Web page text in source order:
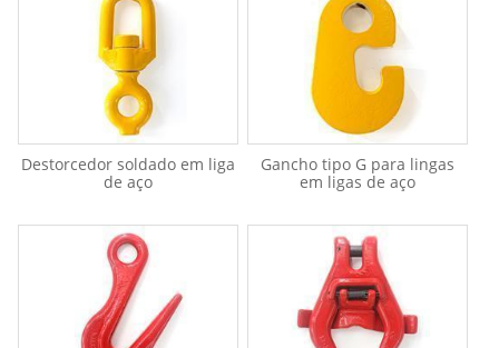
Destorcedor soldado em liga
de aço
Gancho tipo G para lingas
em ligas de aço